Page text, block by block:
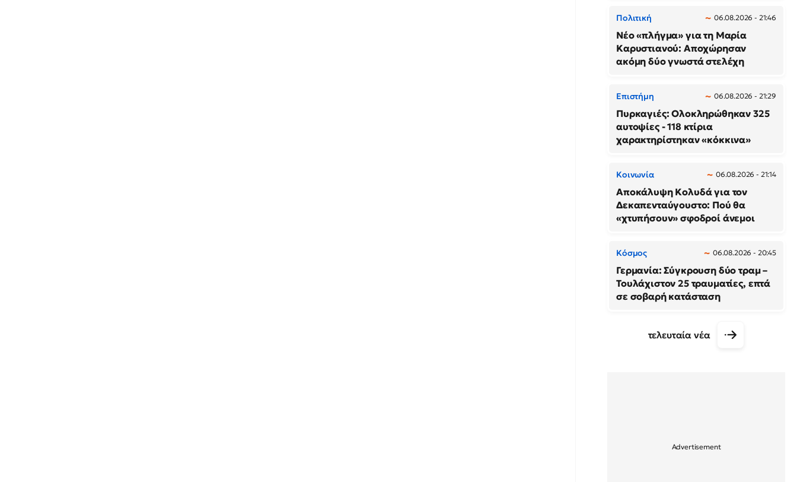
Πολιτική 06.08.2026 - 21:46
Νέο «πλήγμα» για τη Μαρία
Καρυστιανού: Αποχώρησαν
ακόμη δύο γνωστά στελέχη
Επιστήμη 06.08.2026 - 21:29
Πυρκαγιές: Ολοκληρώθηκαν 325
αυτοψίες - 118 κτίρια
χαρακτηρίστηκαν «κόκκινα»
Κοινωνία 06.08.2026 - 21:14
Αποκάλυψη Κολυδά για τον
Δεκαπενταύγουστο: Πού θα
«χτυπήσουν» σφοδροί άνεμοι
Κόσμος 06.08.2026 - 20:45
Γερμανία: Σύγκρουση δύο τραμ –
Τουλάχιστον 25 τραυματίες, επτά
σε σοβαρή κατάσταση
τελευταία νέα